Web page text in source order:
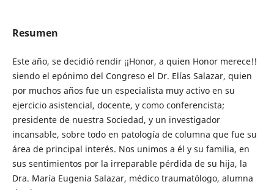
Resumen
Este año, se decidió rendir ¡¡Honor, a quien Honor merece!!
siendo el epónimo del Congreso el Dr. Elías Salazar, quien
por muchos años fue un especialista muy activo en su
ejercicio asistencial, docente, y como conferencista;
presidente de nuestra Sociedad, y un investigador
incansable, sobre todo en patología de columna que fue su
área de principal interés. Nos unimos a él y su familia, en
sus sentimientos por la irreparable pérdida de su hija, la
Dra. María Eugenia Salazar, médico traumatólogo, alumna